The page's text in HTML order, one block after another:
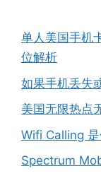
单人美国手机
位解析
如果手机丢失
美国无限热点
Wifi Calling
Spectrum